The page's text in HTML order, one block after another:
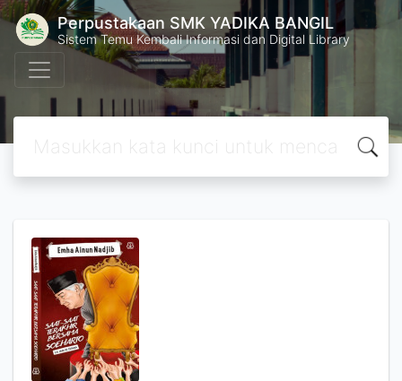
Perpustakaan SMK YADIKA BANGIL
Sistem Temu Kembali Informasi dan Digital Library